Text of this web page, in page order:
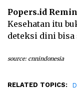
Popers.id
Kesehatan itu
deteksi dini bisa
source: cnnindonesia
RELATED TOPICS: